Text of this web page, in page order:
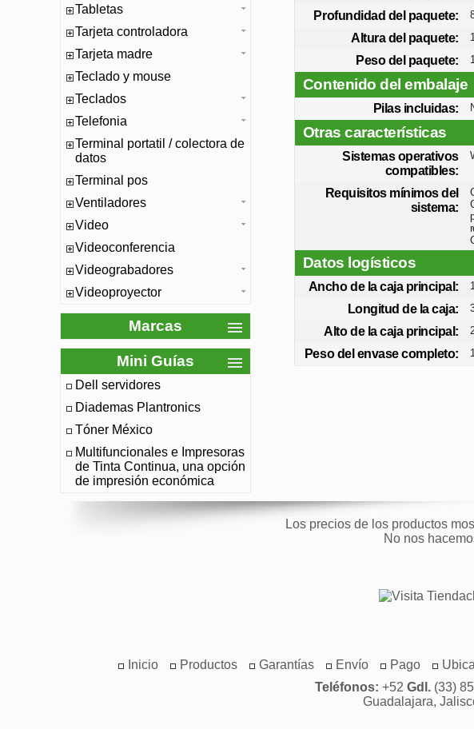
Tabletas
Tarjeta controladora
Tarjeta madre
Teclado y mouse
Teclados
Telefonia
Terminal portatil / colectora de
datos
Terminal pos
Ventiladores
Video
Videoconferencia
Videograbadores
Videoproyector
Marcas
Mini Guías
Dell servidores
Diademas Plantronics
Tóner México
Multifuncionales e Impresoras
de Tinta Continua, una opción
de impresión económica
Profundidad del paquete:
Altura del paquete:
Peso del paquete:
Contenido del embalaje
Pilas incluidas:
Otras características
Sistemas operativos
compatibles:
Requisitos mínimos del
sistema:
Datos logísticos
Ancho de la caja principal:
Longitud de la caja:
Alto de la caja principal:
Peso del envase completo:
Los precios de los productos
No nos
Inicio Productos Garantías Envío Pago
Teléfonos: +52 Gdl.(33)
Guadalajara,